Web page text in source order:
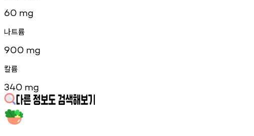
60 mg
나트륨
900 mg
칼륨
340 mg